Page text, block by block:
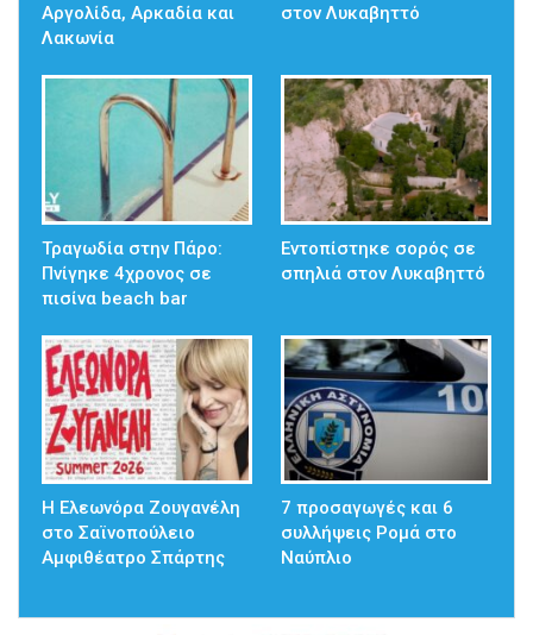
Αργολίδα, Αρκαδία και
Λακωνία
στον Λυκαβηττό
Τραγωδία στην Πάρο:
Πνίγηκε 4χρονος σε
πισίνα beach bar
Εντοπίστηκε σορός σε
σπηλιά στον Λυκαβηττό
Η Ελεωνόρα Ζουγανέλη
στο Σαϊνοπούλειο
Αμφιθέατρο Σπάρτης
7 προσαγωγές και 6
συλλήψεις Ρομά στο
Ναύπλιο